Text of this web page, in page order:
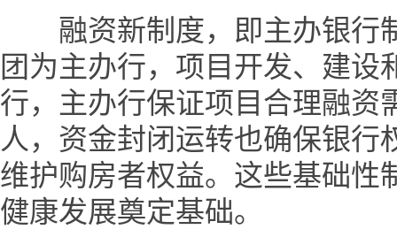
融资新制度，即主办银行
团为主办行，项目开发、建设
行，主办行保证项目合理融资
人，资金封闭运转也确保银
维护购房者权益。这些基础性
健康发展奠定基础。